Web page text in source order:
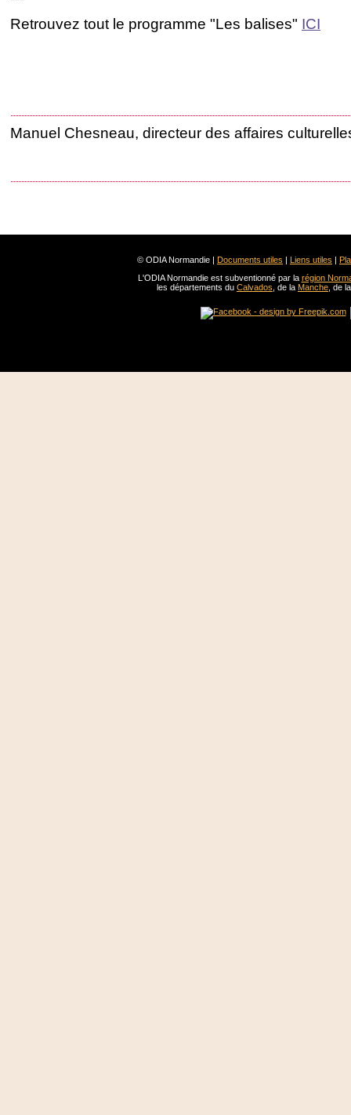
Retrouvez tout le programme "Les balises" ICI
Manuel Chesneau, directeur des affaires
© ODIA Normandie | Documents utiles Liens utiles
L'ODIA Normandie est subventionné par la région
les départements du Calvados , de la Manche , de